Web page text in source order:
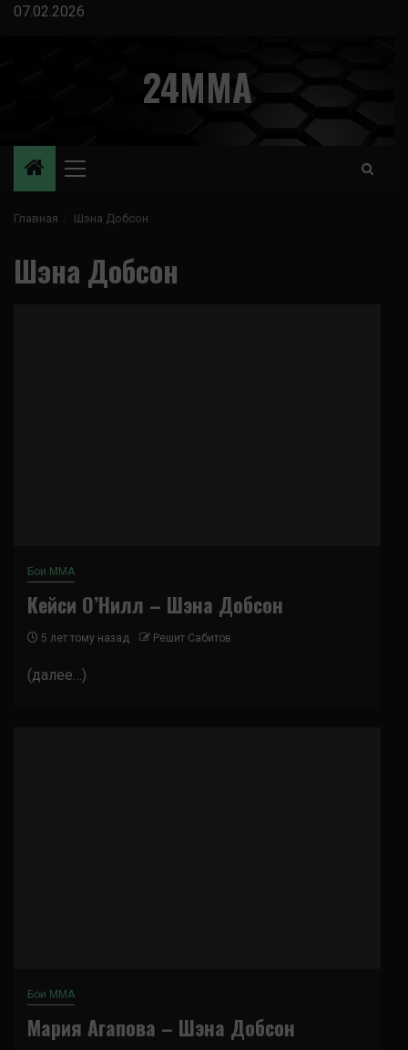
Перейти
07.02.2026
24MMA
Основное
Главная Шэна Добсон
Шэна Добсон
Бои ММА
Кейси О’Нилл – Шэна Добсон
5 лет тому назад Решит Сабитов
(далее…)
Бои ММА
Мария Агапова – Шэна Добсон